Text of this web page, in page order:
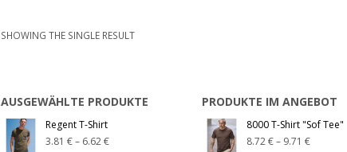
SHOWING THE SINGLE RESULT
AUSGEWÄHLTE PRODUKTE
Regent T-Shirt
3.81 €– 6.62€
PRODUKTE IM ANGEBOT
8000 T-Shirt "Sof Tee"
8.72€– 9.71 €